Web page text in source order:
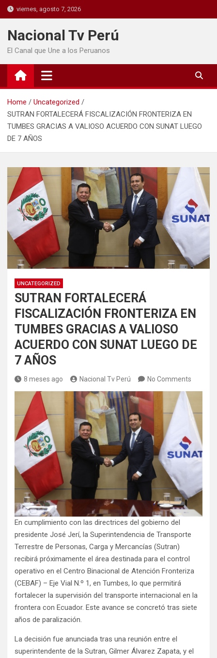
viernes, agosto 7, 2026
Nacional Tv Perú
El Canal que Une a los Peruanos
Home
Uncategorized
SUTRAN FORTALECERÁ FISCALIZACIÓN FRONTERIZA EN
TUMBES GRACIAS A VALIOSO ACUERDO CON SUNAT LUEGO
DE 7 AÑOS
UNCATEGORIZED
SUTRAN FORTALECERÁ
FISCALIZACIÓN FRONTERIZA EN
TUMBES GRACIAS A VALIOSO
ACUERDO CON SUNAT LUEGO DE
7 AÑOS
8 meses ago Nacional Tv Perú No Comments
En cumplimiento con las directrices del gobierno del
presidente José Jerí, la Superintendencia de Transporte
Terrestre de Personas, Carga y Mercancías (Sutran)
recibirá próximamente el área destinada para el control
operativo en el Centro Binacional de Atención Fronteriza
(CEBAF) – Eje Vial N.º 1, en Tumbes, lo que permitirá
fortalecer la supervisión del transporte internacional en la
frontera con Ecuador. Este avance se concretó tras siete
años de paralización.
La decisión fue anunciada tras una reunión entre el
superintendente de la Sutran, Gilmer Álvarez Zapata, y el